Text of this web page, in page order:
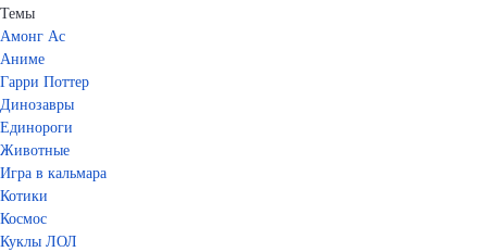
Темы
Амонг Ас
Аниме
Гарри Поттер
Динозавры
Единороги
Животные
Игра в кальмара
Котики
Космос
Куклы ЛОЛ